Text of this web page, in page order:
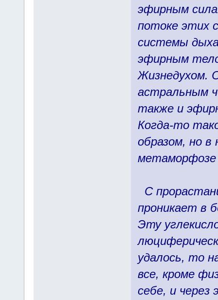
эфирным
потоке этих
системы
эфирным
Жизнедухом.
астральным
также и
Когда-то
образом, но в
метаморфозе
С
проникает в
Эту
удалось, то
все, кроме
себе, и